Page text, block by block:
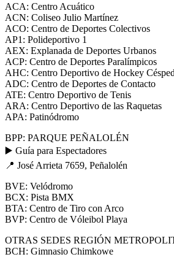
ACA: Centro Acuático
ACN: Coliseo Julio Martínez
ACO: Centro de Deportes Colectivos
AP1: Polideportivo 1
AEX: Explanada de Deportes Urbanos
ACP: Centro de Deportes Paralímpicos
AHC: Centro Deportivo de Hockey Césped
ADC: Centro de Deportes de Contacto
ATE: Centro Deportivo de Tenis
ARA: Centro Deportivo de las Raquetas
APA: Patinódromo
BPP: PARQUE PEÑALOLÉN
▶️ Guía para Espectadores
📍 José Arrieta 7659, Peñalolén
BVE: Velódromo
BCX: Pista BMX
BTA: Centro de Tiro con Arco
BVP: Centro de Vóleibol Playa
OTRAS SEDES REGIÓN
BCH: Gimnasio Chimkowe